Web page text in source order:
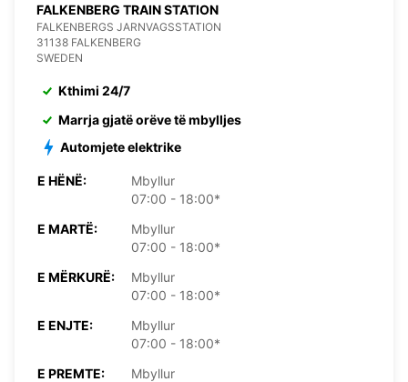
FALKENBERG TRAIN STATION
FALKENBERGS JARNVAGSSTATION
31138 FALKENBERG
SWEDEN
Kthimi 24/7
Marrja gjatë orëve të mbylljes
Automjete elektrike
E HËNË:
Mbyllur
07:00 - 18:00*
E MARTË:
Mbyllur
07:00 - 18:00*
E MËRKURË:
Mbyllur
07:00 - 18:00*
E ENJTE:
Mbyllur
07:00 - 18:00*
E PREMTE:
Mbyllur